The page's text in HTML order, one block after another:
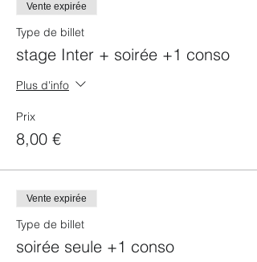
Vente expirée
Type de billet
stage Inter + soirée +1 conso
Plus d'info
Prix
8,00 €
Vente expirée
Type de billet
soirée seule +1 conso